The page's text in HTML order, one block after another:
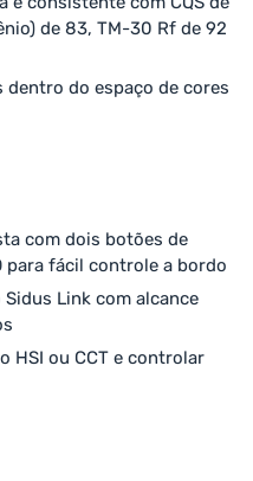
de 83, TM-30 Rf de 92
dentro do espaço de cores
com dois botões de
para fácil controle a bordo
Link com alcance
HSI ou CCT e controlar